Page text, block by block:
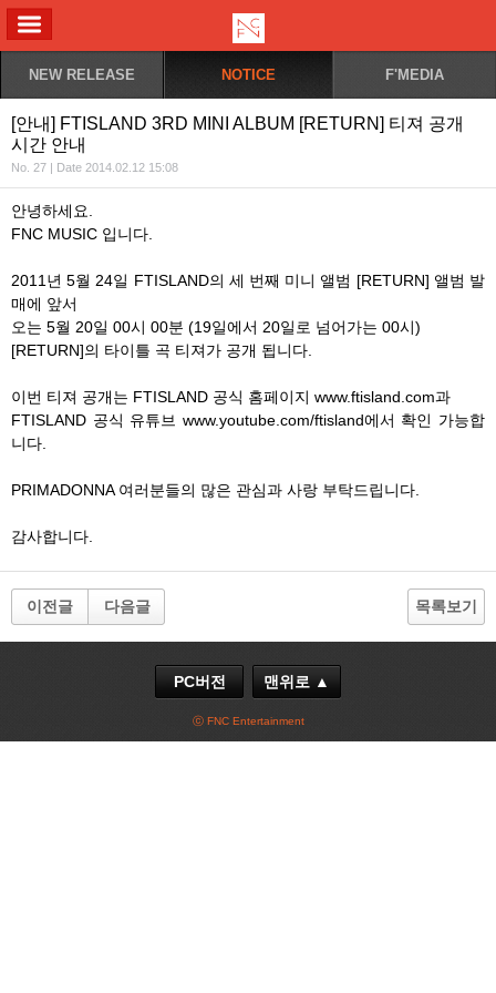
NEW RELEASE NOTICE F'MEDIA
[안내] FTISLAND 3RD MINI ALBUM [RETURN] 티져 공개
시간 안내
No. 27 | Date 2014.02.12 15:08
안녕하세요.
FNC MUSIC 입니다.
2011년 5월 24일 FTISLAND의 세 번째 미니 앨범 [RETURN] 앨범 발
매에 앞서
오는 5월 20일 00시 00분 (19일에서 20일로 넘어가는 00시)
[RETURN]의 타이틀 곡 티져가 공개 됩니다.
이번 티져 공개는 FTISLAND 공식 홈페이지 www.ftisland.com과
FTISLAND 공식 유튜브 www.youtube.com/ftisland에서 확인 가능합
니다.
PRIMADONNA 여러분들의 많은 관심과 사랑 부탁드립니다.
감사합니다.
이전글 다음글 목록보기
PC버전 맨위로 ▲
ⓒ FNC Entertainment